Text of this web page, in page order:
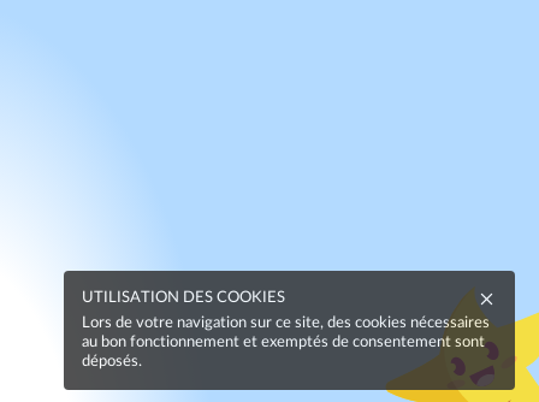
UTILISATION DES COOKIES
Lors de votre navigation sur ce site, des cookies nécessaires
au bon fonctionnement et exemptés de consentement sont
déposés.